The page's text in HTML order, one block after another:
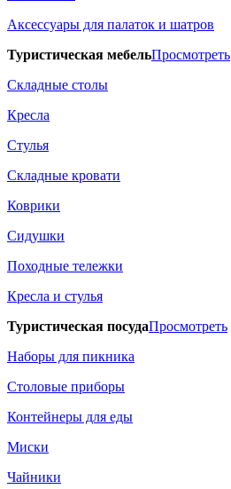
Аксессуары для палаток и шатров
Туристическая мебельПросмотреть
Складные столы
Кресла
Стулья
Складные кровати
Коврики
Сидушки
Походные тележки
Кресла и стулья
Туристическая посудаПросмотреть
Наборы для пикника
Столовые приборы
Контейнеры для еды
Миски
Чайники